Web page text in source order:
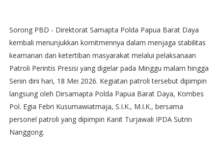
Sorong PBD - Direktorat Samapta Polda Papua Barat Daya
kembali menunjukkan komitmennya dalam menjaga stabilitas
keamanan dan ketertiban masyarakat melalui pelaksanaan
Patroli Perintis Presisi yang digelar pada Minggu malam hingga
Senin dini hari, 18 Mei 2026. Kegiatan patroli tersebut dipimpin
langsung oleh Dirsamapta Polda Papua Barat Daya, Kombes
Pol. Egia Febri Kusumawiatmaja, S.I.K., M.I.K., bersama
personel patroli yang dipimpin Kanit Turjawali IPDA Sutrin
Nanggong.